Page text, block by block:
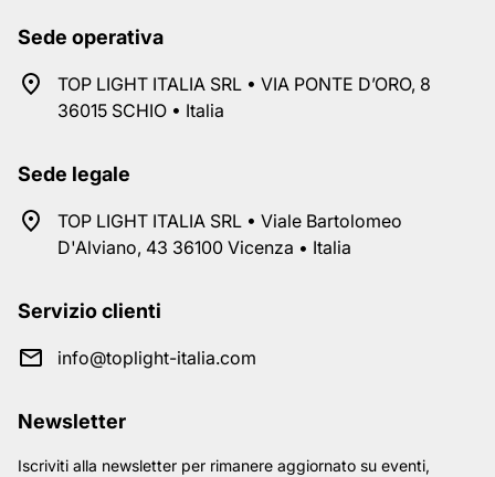
Sede operativa
TOP LIGHT ITALIA SRL • VIA PONTE D’ORO, 8
36015 SCHIO • Italia
Sede legale
TOP LIGHT ITALIA SRL • Viale Bartolomeo
D'Alviano, 43 36100 Vicenza • Italia
Servizio clienti
info@toplight-italia.com
Newsletter
Iscriviti alla newsletter per rimanere aggiornato su eventi,